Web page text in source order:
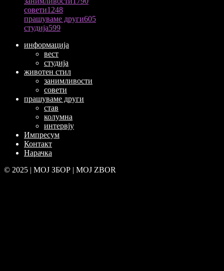
совети1248
прашуваме други605
студија599
информација
вест
студија
животен стил
занимливости
совети
прашуваме други
став
колумна
интервју
Импресум
Контакт
Нарачка
© 2025 | МОЈ ЗБОР | MOJ ZBOR